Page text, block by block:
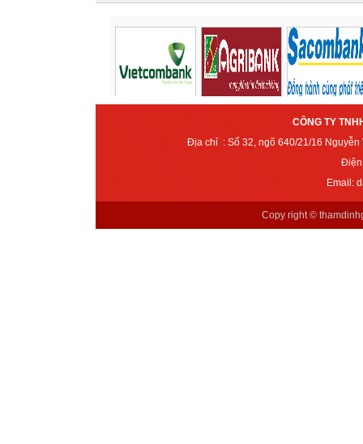
CÔNG TY
Địa chỉ : Số 32, ngõ 640/21/16
Điện
Email:
Copy right ©